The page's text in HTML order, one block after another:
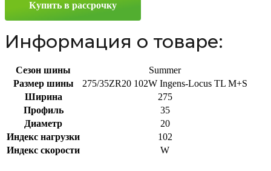
Купить в рассрочку
Информация о товаре:
Сезон шины
Summer
Размер шины
275/35ZR20 102W Ingens-Locus TL M+S
Ширина
275
Профиль
35
Диаметр
20
Индекс нагрузки
102
Индекс скорости
W